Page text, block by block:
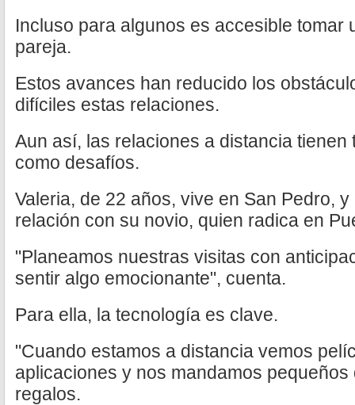
Incluso para algunos es accesible tomar
pareja.
Estos avances han reducido los
difíciles estas relaciones.
Aun así, las relaciones a distancia tienen
como desafíos.
Valeria, de 22 años, vive en San Pedro,
relación con su novio, quien radica en
"Planeamos nuestras visitas con
sentir algo emocionante", cuenta.
Para ella, la tecnología es clave.
"Cuando estamos a distancia vemos
aplicaciones y nos mandamos
regalos.